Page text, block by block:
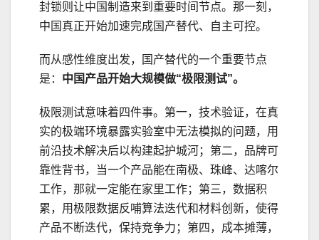
封锁则让中国制造来到重要时间节点。那一刻，
中国真正开始加速完成国产替代、自主可控。
而从感性维度出发，国产替代的一个重要节点
是： 中国产品开始大规模做“极限测试”。
极限测试意味着四件事。第一，技术验证，在真
实的极端环境暴露实验室中无法模拟的问题，用
前沿技术解决后以构建起护城河；第二，品牌可
靠性背书，当一个产品能在南极、珠峰、达喀尔
工作，那就一定能在家里工作；第三，数据积
累，用极限数据反哺算法迭代和材料创新，使得
产品不断迭代，保持竞争力；第四，成本摊薄，